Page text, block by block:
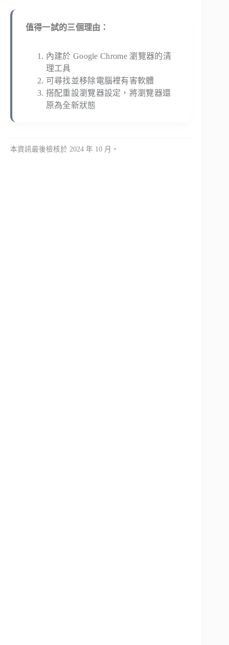
值得一試的三個理由：
內建於 Google Chrome 瀏覽器的清
理工具
可尋找並移除電腦裡有害軟體
搭配重設瀏覽器設定，將瀏覽器還
原為全新狀態
本資訊最後檢核於 2024 年 10 月。